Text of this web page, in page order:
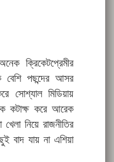
ক্রিকেটপ্রেমীর
বেশি পছন্দের আসর
সোশ্যাল মিডিয়ায়
কটাক্ষ করে আরেক
নিয়ে রাজনীতির
বাদ যায় না এশিয়া